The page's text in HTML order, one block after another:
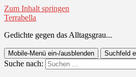
Zum Inhalt springen
Terrabella
Gedichte gegen das Alltagsgrau...
Mobile-Menü ein-/ausblenden Suchfeld
Suche nach: